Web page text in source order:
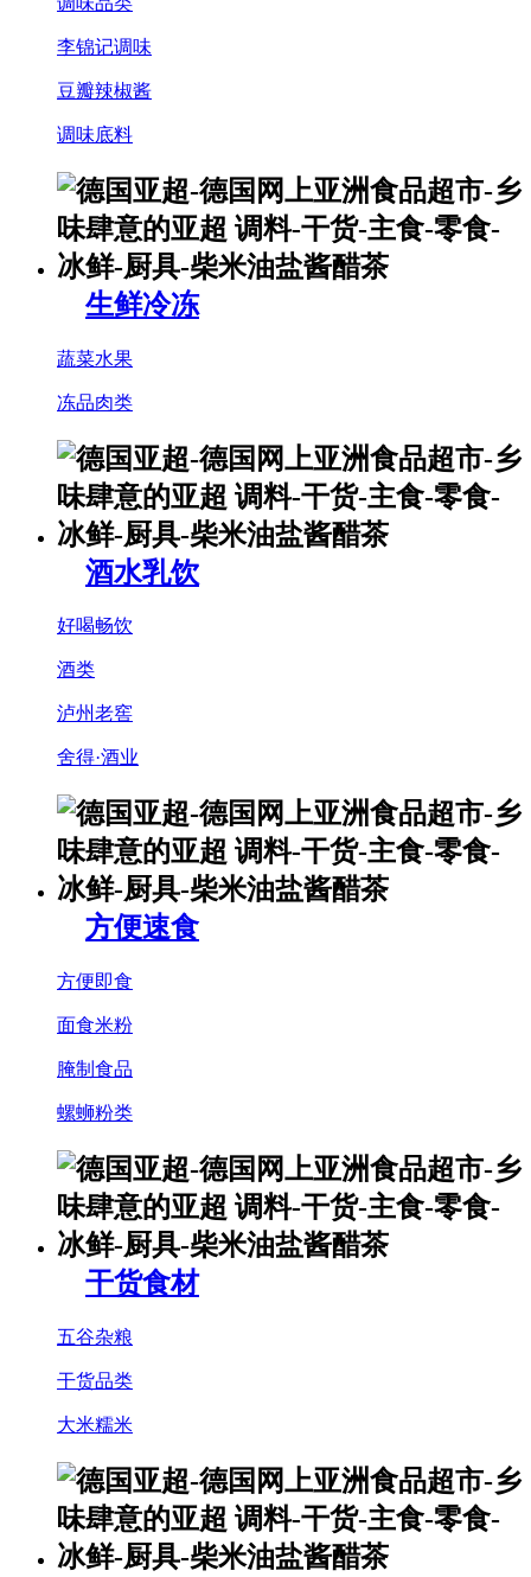
李锦记调味
豆瓣辣椒酱
调味底料
生鲜冷冻
蔬菜水果
冻品肉类
酒水乳饮
好喝畅饮
酒类
泸州老窖
舍得·酒业
方便速食
方便即食
面食米粉
腌制食品
螺蛳粉类
干货食材
五谷杂粮
干货品类
大米糯米